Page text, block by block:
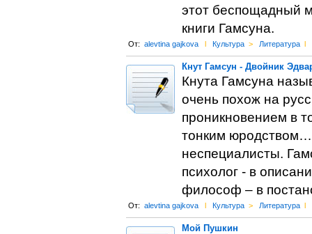
этот беспощадный
книги Гамсуна.
От: alevtina gajkova l Культура > Литература l
Кнут Гамсун - Двойник
Кнута Гамсуна
очень похож на
проникновением в
тонким
неспециалисты.
психолог - в
философ – в
От: alevtina gajkova l Культура > Литература l
Мой Пушкин